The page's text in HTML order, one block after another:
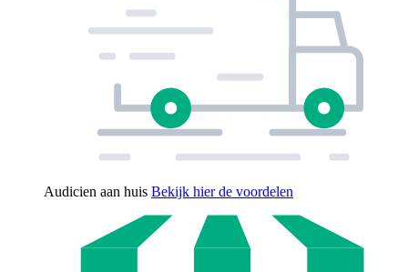
Audicien aan huis Bekijk hier de voordelen